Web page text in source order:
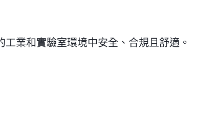
業和實驗室環境中安全、合規且舒適。